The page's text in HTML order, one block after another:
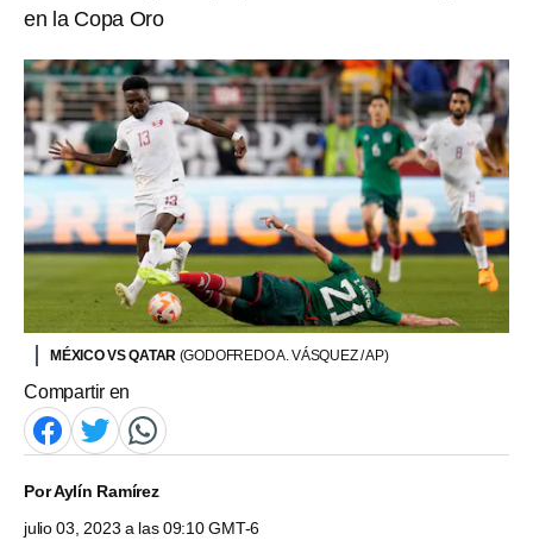
en la Copa Oro
MÉXICO VS QATAR (GODOFREDO A. VÁSQUEZ / AP)
Compartir en
PorAylín Ramírez
julio 03, 2023 a las 09:10 GMT-6